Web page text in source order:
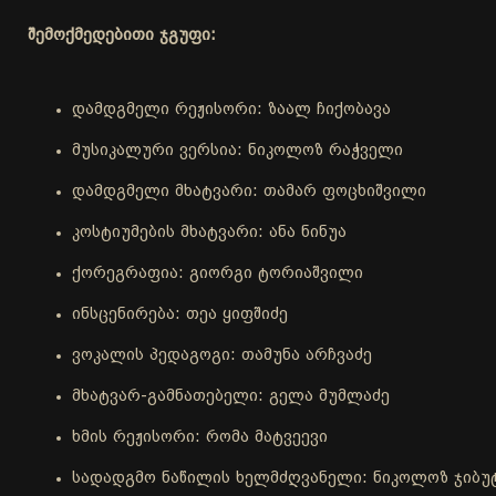
შემოქმედებითი ჯგუფი:
დამდგმელი რეჟისორი: ზაალ ჩიქობავა
მუსიკალური ვერსია: ნიკოლოზ რაჭველი
დამდგმელი მხატვარი: თამარ ფოცხიშვილი
კოსტიუმების მხატვარი: ანა ნინუა
ქორეგრაფია: გიორგი ტორიაშვილი
ინსცენირება: თეა ყიფშიძე
ვოკალის პედაგოგი: თამუნა არჩვაძე
მხატვარ-გამნათებელი: გელა მუმლაძე
ხმის რეჟისორი: რომა მატვეევი
სადადგმო ნაწილის ხელმძღვანელი: ნიკოლოზ